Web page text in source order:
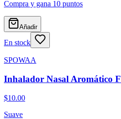
Compra y gana 10 puntos
Añadir
En stock
SPOWAA
Inhalador Nasal Aromático
$10.00
Suave